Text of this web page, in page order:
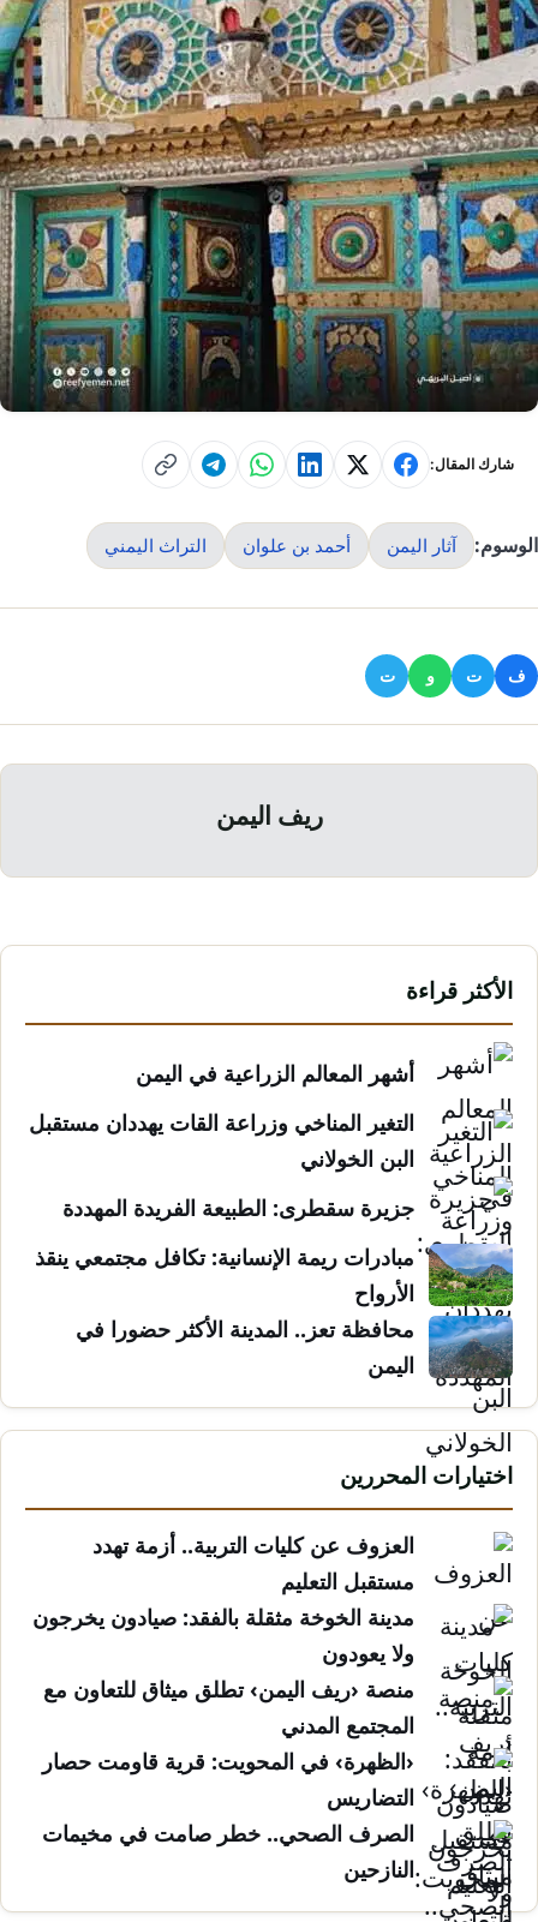
شارك المقال:
الوسوم: آثار اليمن أحمد بن علوان التراث اليمني
ف ت و ت
ريف اليمن
الأكثر قراءة
أشهر المعالم الزراعية في اليمن
التغير المناخي وزراعة القات يهددان مستقبل
البن الخولاني
جزيرة سقطرى: الطبيعة الفريدة المهددة
مبادرات ريمة الإنسانية: تكافل مجتمعي ينقذ
الأرواح
محافظة تعز.. المدينة الأكثر حضورا في
اليمن
اختيارات المحررين
العزوف عن كليات التربية.. أزمة تهدد
مستقبل التعليم
مدينة الخوخة مثقلة بالفقد: صيادون يخرجون
ولا يعودون
منصة ‹ريف اليمن› تطلق ميثاق للتعاون مع
المجتمع المدني
‹الظهرة› في المحويت: قرية قاومت حصار
التضاريس
الصرف الصحي.. خطر صامت في مخيمات
النازحين